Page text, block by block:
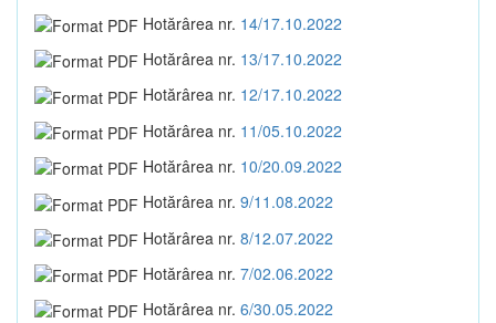
Hotărârea nr. 14/17.10.2022
Hotărârea nr. 13/17.10.2022
Hotărârea nr. 12/17.10.2022
Hotărârea nr. 11/05.10.2022
Hotărârea nr. 10/20.09.2022
Hotărârea nr. 9/11.08.2022
Hotărârea nr. 8/12.07.2022
Hotărârea nr. 7/02.06.2022
Hotărârea nr. 6/30.05.2022